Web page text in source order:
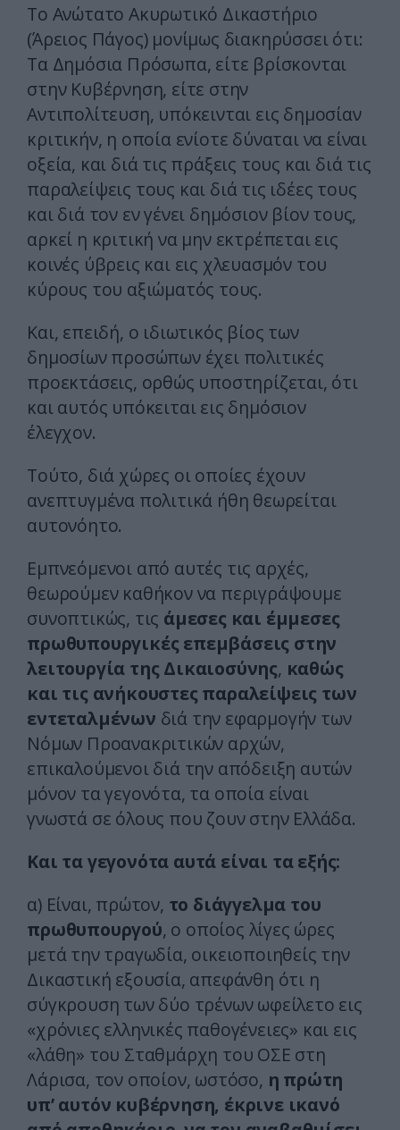
Το Ανώτατο Ακυρωτικό Δικαστήριο
(Άρειος Πάγος) μονίμως διακηρύσσει ότι:
Τα Δημόσια Πρόσωπα, είτε βρίσκονται
στην Κυβέρνηση, είτε στην
Αντιπολίτευση, υπόκεινται εις δημοσίαν
κριτικήν, η οποία ενίοτε δύναται να είναι
οξεία, και διά τις πράξεις τους και διά τις
παραλείψεις τους και διά τις ιδέες τους
και διά τον εν γένει δημόσιον βίον τους,
αρκεί η κριτική να μην εκτρέπεται εις
κοινές ύβρεις και εις χλευασμόν του
κύρους του αξιώματός τους.
Και, επειδή, ο ιδιωτικός βίος των
δημοσίων προσώπων έχει πολιτικές
προεκτάσεις, ορθώς υποστηρίζεται, ότι
και αυτός υπόκειται εις δημόσιον
έλεγχον.
Τούτο, διά χώρες οι οποίες έχουν
ανεπτυγμένα πολιτικά ήθη θεωρείται
αυτονόητο.
Εμπνεόμενοι από αυτές τις αρχές,
θεωρούμεν καθήκον να περιγράψουμε
συνοπτικώς, τις άμεσες και έμμεσες
πρωθυπουργικές επεμβάσεις στην
λειτουργία της Δικαιοσύνης, καθώς
και τις ανήκουστες παραλείψεις των
εντεταλμένων διά την εφαρμογήν των
Νόμων Προανακριτικών αρχών,
επικαλούμενοι διά την απόδειξη αυτών
μόνον τα γεγονότα, τα οποία είναι
γνωστά σε όλους που ζουν στην Ελλάδα.
Και τα γεγονότα αυτά είναι τα εξής:
α) Είναι, πρώτον, το διάγγελμα του
πρωθυπουργού, ο οποίος λίγες ώρες
μετά την τραγωδία, οικειοποιηθείς την
Δικαστική εξουσία, απεφάνθη ότι η
σύγκρουση των δύο τρένων ωφείλετο εις
«χρόνιες ελληνικές παθογένειες» και εις
«λάθη» του Σταθμάρχη του ΟΣΕ στη
Λάρισα, τον οποίον, ωστόσο, η πρώτη
υπ’ αυτόν κυβέρνηση, έκρινε ικανό